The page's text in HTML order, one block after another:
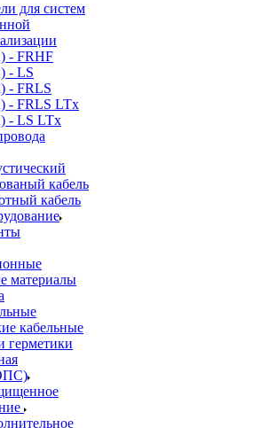
для систем
- FRHF
- LS
- FRLS
- FRLS LTx
- LS LTx
кабель
кабель
материалы
кабельные
герметики